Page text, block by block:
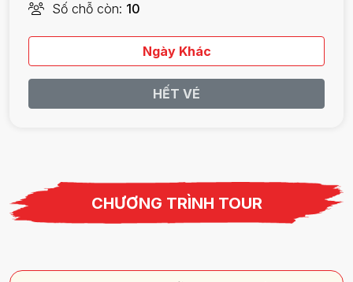
Số chỗ còn 10
Ngày Khác
HẾT VÉ
CHƯƠNG TRÌNH TOUR